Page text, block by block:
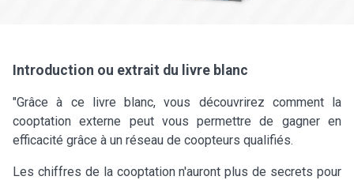
Introduction ou extrait du livre blanc
"Grâce à ce livre blanc, vous découvrirez comment la
cooptation externe peut vous permettre de gagner en
efficacité grâce à un réseau de coopteurs qualifiés.
Les chiffres de la cooptation n'auront plus de secrets pour